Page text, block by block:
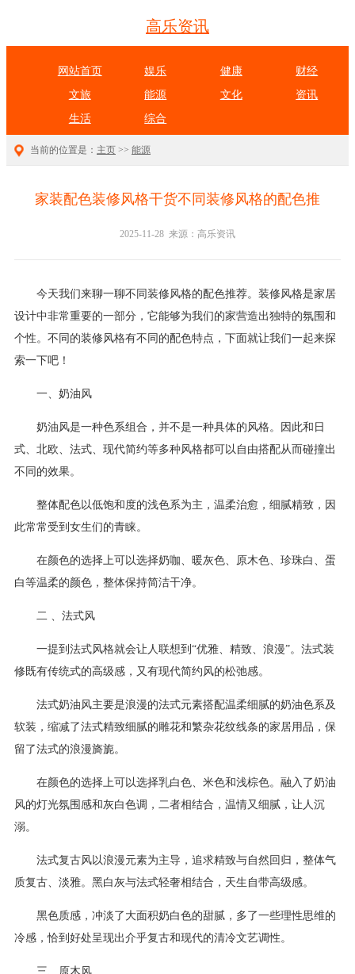
高乐资讯
网站首页 娱乐 健康
财经
文旅
能源 文化
资讯
生活
综合
当前的位置是： 主页 >> 能源
家装配色装修风格干货不同装修风格的配色推
2025-11-28 来源：高乐资讯
今天我们来聊一聊不同装修风格的配色推荐。装修风格是家居
设计中非常重要的一部分，它能够为我们的家营造出独特的氛围和
个性。不同的装修风格有不同的配色特点，下面就让我们一起来探
索一下吧！
一、奶油风
奶油风是一种色系组合，并不是一种具体的风格。因此和日
式、北欧、法式、现代简约等多种风格都可以自由搭配从而碰撞出
不同的效果。
整体配色以低饱和度的浅色系为主，温柔治愈，细腻精致，因
此常常受到女生们的青睐。
在颜色的选择上可以选择奶咖、暖灰色、原木色、珍珠白、蛋
白等温柔的颜色，整体保持简洁干净。
二 、法式风
一提到法式风格就会让人联想到“优雅、精致、浪漫”。法式装
修既有传统式的高级感，又有现代简约风的松弛感。
法式奶油风主要是浪漫的法式元素搭配温柔细腻的奶油色系及
软装，缩减了法式精致细腻的雕花和繁杂花纹线条的家居用品，保
留了法式的浪漫旖旎。
在颜色的选择上可以选择乳白色、米色和浅棕色。融入了奶油
风的灯光氛围感和灰白色调，二者相结合，温情又细腻，让人沉
溺。
法式复古风以浪漫元素为主导，追求精致与自然回归，整体气
质复古、淡雅。黑白灰与法式轻奢相结合，天生自带高级感。
黑色质感，冲淡了大面积奶白色的甜腻，多了一些理性思维的
冷感，恰到好处呈现出介乎复古和现代的清冷文艺调性。
三、原木风